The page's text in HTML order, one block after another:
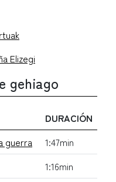
Elizegi
gehiago
DURACIÓN
guerra
1:47min
1:16min